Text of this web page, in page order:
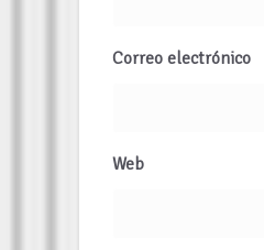
Correo electrónico
Web